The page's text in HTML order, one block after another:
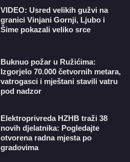
VIDEO: Usred velikih gužvi na
granici Vinjani Gornji, Ljubo i
Šime pokazali veliko srce
Buknuo požar u Ružićima:
Izgorjelo 70.000 četvornih metara,
vatrogasci i mještani stavili vatru
pod nadzor
​Elektroprivreda HZHB traži 38
novih djelatnika: Pogledajte
otvorena radna mjesta po
gradovima